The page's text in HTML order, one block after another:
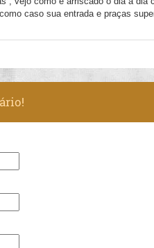
caso sua entrada e praças